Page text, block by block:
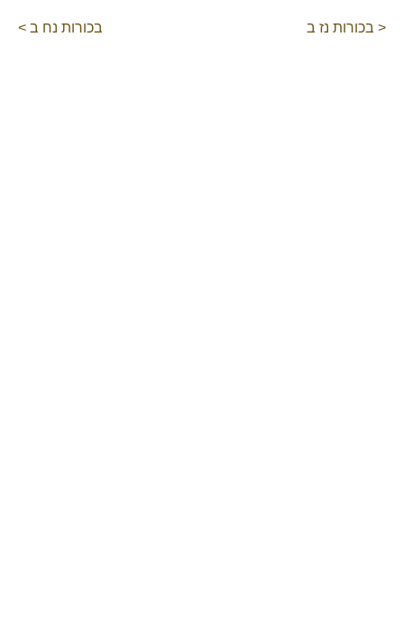
< בכורות נז ב בכורות נח ב >